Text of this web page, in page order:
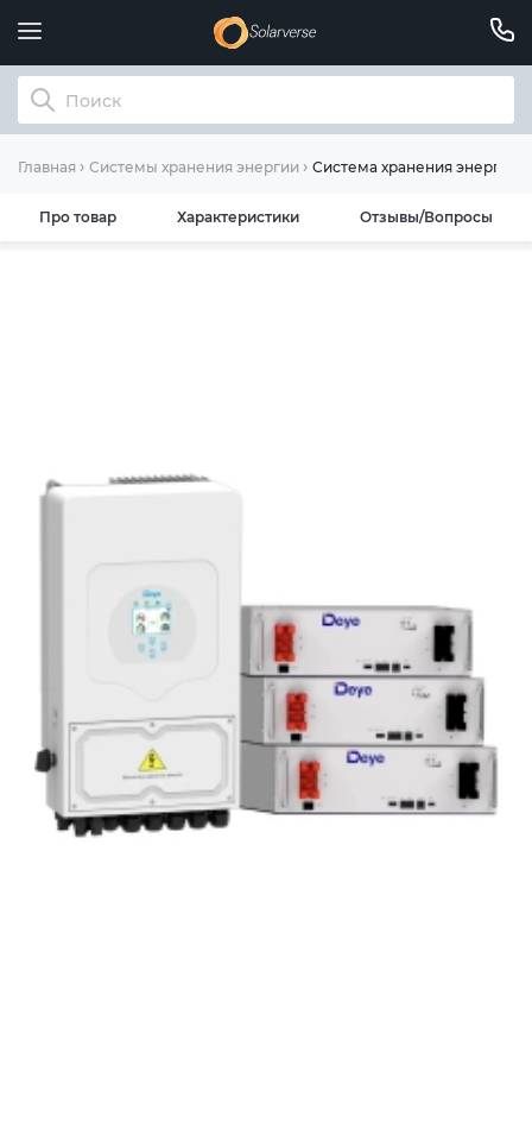
Главная Системы хранения энергии Система хранения энергии
Про товар Характеристики Отзывы/Вопросы